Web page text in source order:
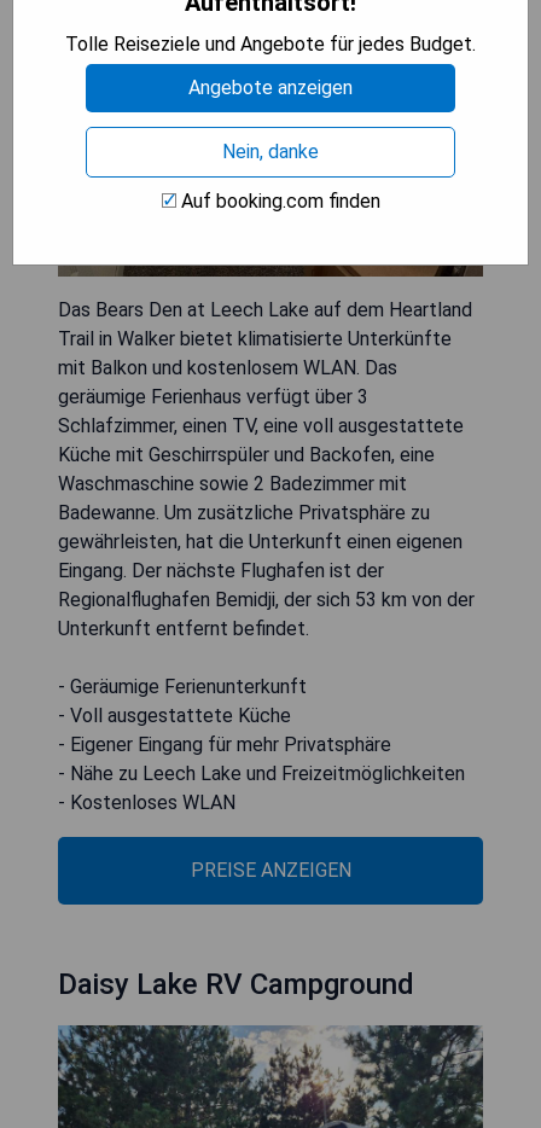
Das Bears Den at Leech Lake auf dem Heartland
Trail in Walker bietet klimatisierte Unterkünfte
mit Balkon und kostenlosem WLAN. Das
geräumige Ferienhaus verfügt über 3
Schlafzimmer, einen TV, eine voll ausgestattete
Küche mit Geschirrspüler und Backofen, eine
Waschmaschine sowie 2 Badezimmer mit
Badewanne. Um zusätzliche Privatsphäre zu
gewährleisten, hat die Unterkunft einen eigenen
Eingang. Der nächste Flughafen ist der
Regionalflughafen Bemidji, der sich 53 km von der
Unterkunft entfernt befindet.
- Geräumige Ferienunterkunft
- Voll ausgestattete Küche
- Eigener Eingang für mehr Privatsphäre
- Nähe zu Leech Lake und Freizeitmöglichkeiten
- Kostenloses WLAN
PREISE ANZEIGEN
Daisy Lake RV Campground
Tolle Reiseziele und Angebote für jedes Budget.
Angebote anzeigen
Nein, danke
Auf booking.com finden